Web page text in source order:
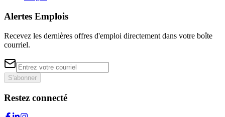
Alertes Emplois
Recevez les dernières offres d'emploi directement dans votre boîte
courriel.
S'abonner
Restez connecté